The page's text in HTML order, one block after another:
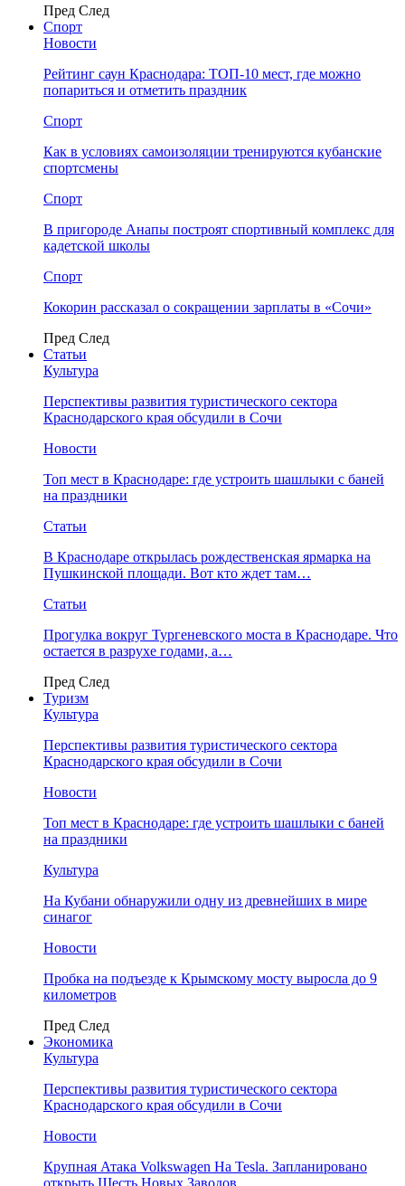
Пред След
Спорт
Новости
Рейтинг саун Краснодара: ТОП-10 мест, где можно
попариться и отметить праздник
Спорт
Как в условиях самоизоляции тренируются кубанские
спортсмены
Спорт
В пригороде Анапы построят спортивный комплекс для
кадетской школы
Спорт
Кокорин рассказал о сокращении зарплаты в «Сочи»
Пред След
Статьи
Культура
Перспективы развития туристического сектора
Краснодарского края обсудили в Сочи
Новости
Топ мест в Краснодаре: где устроить шашлыки с баней
на праздники
Статьи
В Краснодаре открылась рождественская ярмарка на
Пушкинской площади. Вот кто ждет там…
Статьи
Прогулка вокруг Тургеневского моста в Краснодаре. Что
остается в разрухе годами, а…
Пред След
Туризм
Культура
Перспективы развития туристического сектора
Краснодарского края обсудили в Сочи
Новости
Топ мест в Краснодаре: где устроить шашлыки с баней
на праздники
Культура
На Кубани обнаружили одну из древнейших в мире
синагог
Новости
Пробка на подъезде к Крымскому мосту выросла до 9
километров
Пред След
Экономика
Культура
Перспективы развития туристического сектора
Краснодарского края обсудили в Сочи
Новости
Крупная Атака Volkswagen На Tesla. Запланировано
открыть Шесть Новых Заводов